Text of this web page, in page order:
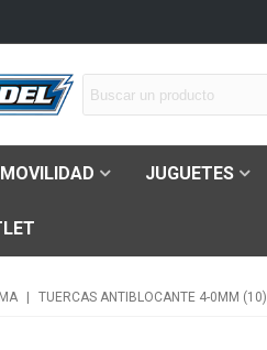
MOVILIDAD JUGUETES
TUERCAS ANTIBLOCANTE 4-0MM (10)